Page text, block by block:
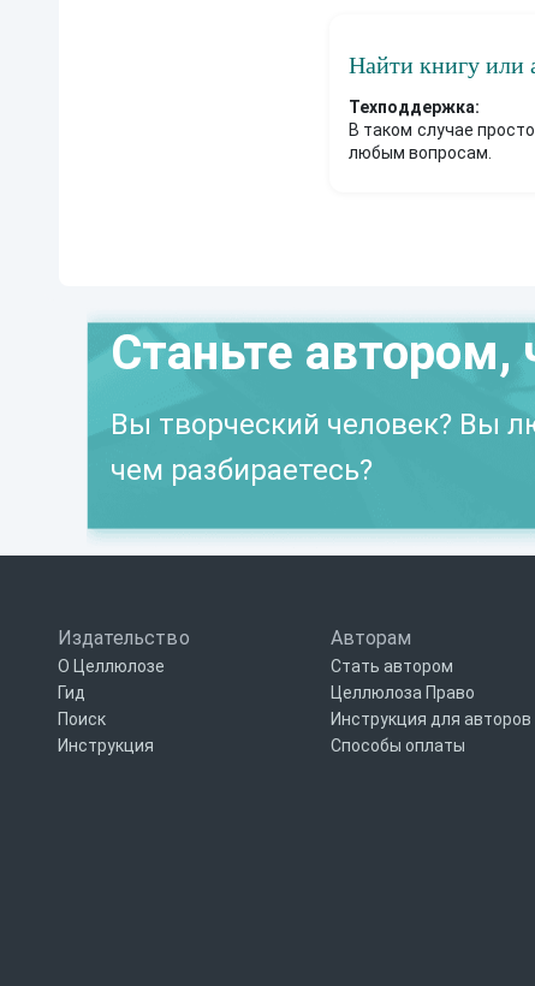
Найти книгу или
Техподдержка:
В таком случае
любым вопросам.
Станьте автором,
Вы творческий человек? Вы
чем разбираетесь?
Издательство
О Целлюлозе
Гид
Поиск
Инструкция
Авторам
Стать автором
Целлюлоза Право
Инструкция для авторов
Способы оплаты